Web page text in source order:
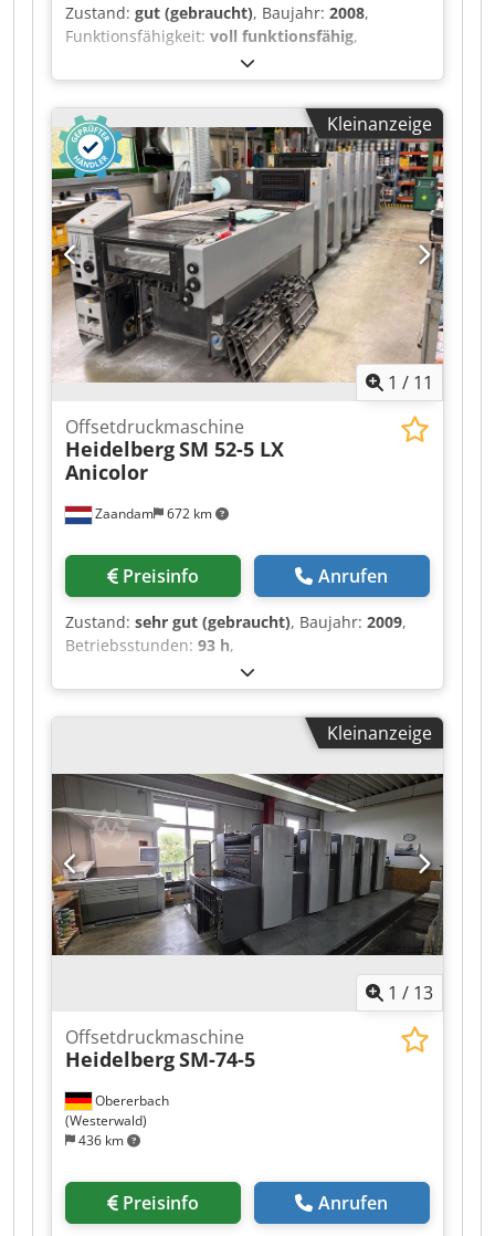
Zustand: gut (gebraucht), Baujahr: 2008,
Funktionsfähigkeit: voll funktionsfähig,
Filmfeuchtwerk Ryobimatic Chjdezqyr Eepfx Aizja
PCS-H Farbfernsteuerung Technotrans Kühlung
alpha.d Lackwerk mit Baldwin IR-Trockner
Puderapparat Grafix Digit. 3000
Doppelbogenkontrolle elektr. Schrägbogen- und
Seitenmarkenkontrolle halbautom.
Plattenwechsler alle Wascheinrichtungen
Streifeneinschussgerät Non Stop Auslage Stenz
Kuvertanleger Kompressoren
Kleinanzeige
1 / 11
Zaandam 672 km
Offsetdruckmaschine
HeidelbergSM 52-5 LX
Anicolor
Preisinfo Anrufen
Zustand: sehr gut (gebraucht), Baujahr: 2009,
Betriebsstunden: 93 h,
Maschinen-/Fahrzeugnummer:
Format 36 x 52 cm, Alcolor Vario-
Befeuchtungssystem, Technotrans-Kühl- und
Rücklaufsystem, Temperaturregelung der
Bogenkontrolle, Seitenregisterkontrolle,
Farbwalzenwaschvorrichtung,
Walzenwaschvorrichtung,
Zylinderwaschvorrichtung, Autoplate, IR-
Trockner, Verlängerte Auslage. Chsdoznl T Ajpfx
Aizsa
Kleinanzeige
1 / 13
Obererbach
(Westerwald)
436 km
Offsetdruckmaschine
HeidelbergSM-74-5
Preisinfo Anrufen